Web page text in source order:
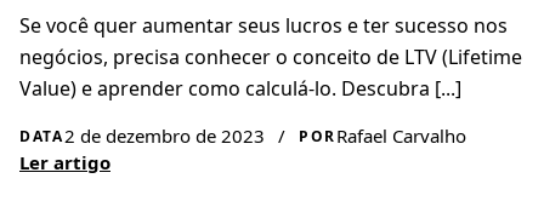
Se você quer aumentar seus lucros e ter sucesso nos
negócios, precisa conhecer o conceito de LTV (Lifetime
Value) e aprender como calculá-lo. Descubra [...]
DATA2 de dezembro de 2023 / PORRafael Carvalho
Ler artigo